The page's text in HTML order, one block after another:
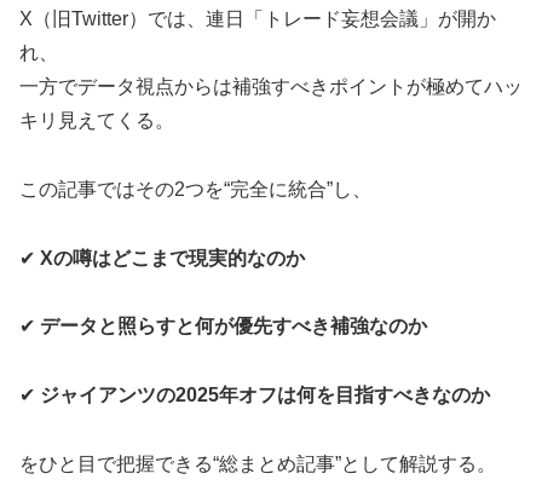
X（旧Twitter）では、連日「トレード妄想会議」が開か
れ、
一方でデータ視点からは補強すべきポイントが極めてハッ
キリ見えてくる。
この記事ではその2つを“完全に統合”し、
✔ Xの噂はどこまで現実的なのか
✔ データと照らすと何が優先すべき補強なのか
✔ ジャイアンツの2025年オフは何を目指すべきなのか
をひと目で把握できる“総まとめ記事”として解説する。